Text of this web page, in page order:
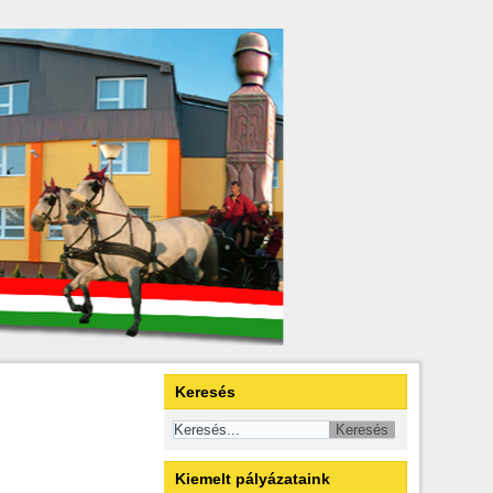
Keresés
Kiemelt pályázataink